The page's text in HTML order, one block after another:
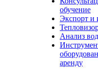
обучение
Экспорт и
Анализ
аренду